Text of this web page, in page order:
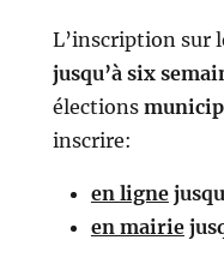
L’inscription sur
jusqu’à six
élections
inscrire:
en ligne
en mairie